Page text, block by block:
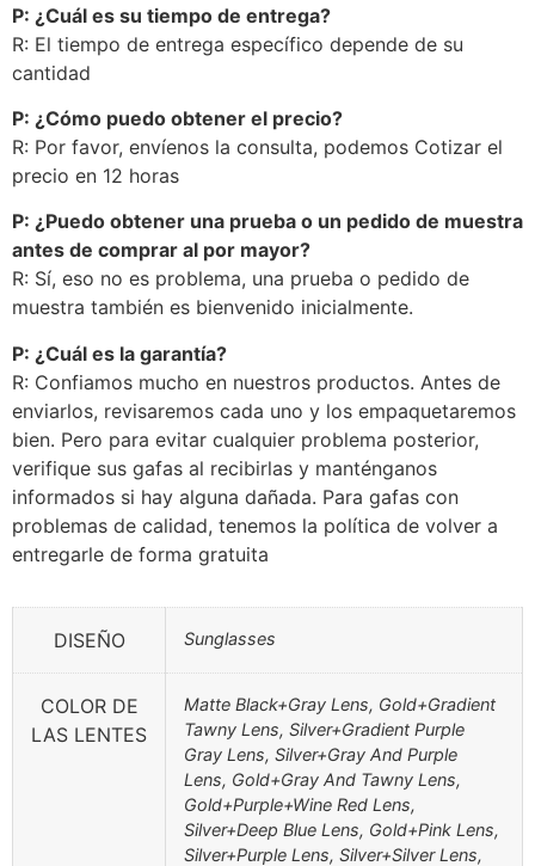
P: ¿Cuál es su tiempo de entrega?
R: El tiempo de entrega específico depende de su
cantidad
P: ¿Cómo puedo obtener el precio?
R: Por favor, envíenos la consulta, podemos Cotizar el
precio en 12 horas
P: ¿Puedo obtener una prueba o un pedido de muestra
antes de comprar al por mayor?
R: Sí, eso no es problema, una prueba o pedido de
muestra también es bienvenido inicialmente.
P: ¿Cuál es la garantía?
R: Confiamos mucho en nuestros productos. Antes de
enviarlos, revisaremos cada uno y los empaquetaremos
bien. Pero para evitar cualquier problema posterior,
verifique sus gafas al recibirlas y manténganos
informados si hay alguna dañada. Para gafas con
problemas de calidad, tenemos la política de volver a
entregarle de forma gratuita
DISEÑO Sunglasses
COLOR DE
LAS LENTES
Matte Black+Gray Lens, Gold+Gradient
Tawny Lens, Silver+Gradient Purple
Gray Lens, Silver+Gray And Purple
Lens, Gold+Gray And Tawny Lens,
Gold+Purple+Wine Red Lens,
Silver+Deep Blue Lens, Gold+Pink Lens,
Silver+Purple Lens, Silver+Silver Lens,